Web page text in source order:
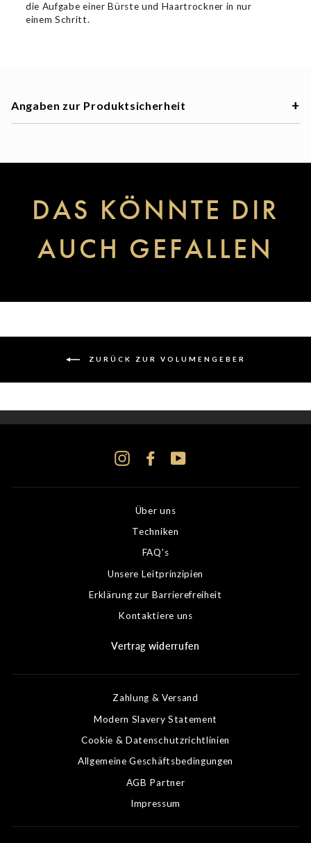
die Aufgabe einer Bürste und Haartrockner in nur
einem Schritt.
Angaben zur Produktsicherheit
DAS KÖNNTE DIR
AUCH GEFALLEN
ZURÜCK ZUR VOLUMENGEBER
InstagramFacebook
Über uns
Techniken
FAQ's
Unsere Leitprinzipien
Erklärung zur Barrierefreiheit
Kontaktiere uns
Vertrag widerrufen
Zahlung & Versand
Modern Slavery Statement
Cookie & Datenschutzrichtlinien
Allgemeine Geschäftsbedingungen
AGB Partner
Impressum